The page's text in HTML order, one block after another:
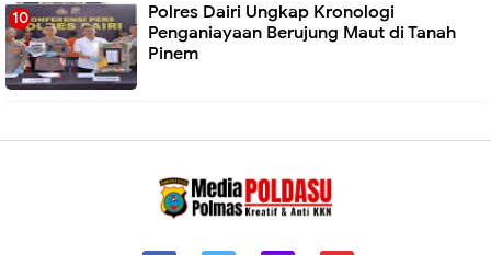
Polres Dairi Ungkap Kronologi
Penganiayaan Berujung Maut di Tanah
Pinem